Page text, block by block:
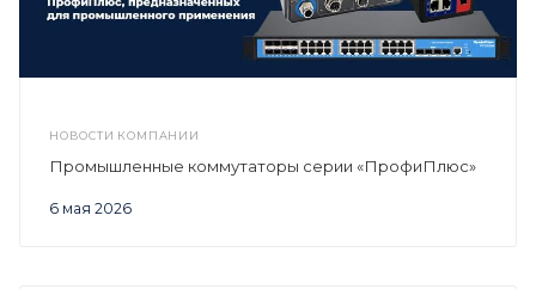
НОВОСТИ КОМПАНИИ
6 мая 2026
Промышленные коммутаторы серии «ПрофиПлюс»